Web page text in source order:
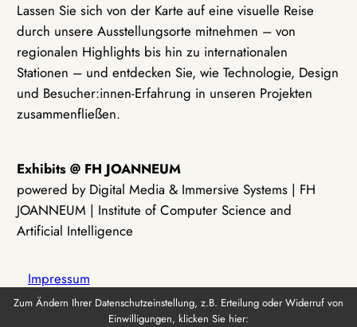
Lassen Sie sich von der Karte auf eine visuelle Reise
durch unsere Ausstellungsorte mitnehmen – von
regionalen Highlights bis hin zu internationalen
Stationen – und entdecken Sie, wie Technologie, Design
und Besucher:innen-Erfahrung in unseren Projekten
zusammenfließen.
Exhibits @ FH JOANNEUM
powered by Digital Media & Immersive Systems | FH
JOANNEUM | Institute of Computer Science and
Artificial Intelligence
Impressum
Zum Ändern Ihrer Datenschutzeinstellung, z.B. Erteilung oder Widerruf von
Einwilligungen, klicken Sie hier: